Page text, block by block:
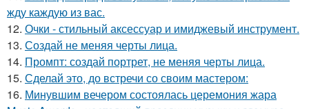
жду каждую из вас.
12. Очки - стильный аксессуар и имиджевый инструмент.
13. Создай не меняя черты лица.
14. Промпт: создай портрет, не меняя черты лица.
15. Сделай это, до встречи со своим мастером:
16. Минувшим вечером состоялась церемония жара